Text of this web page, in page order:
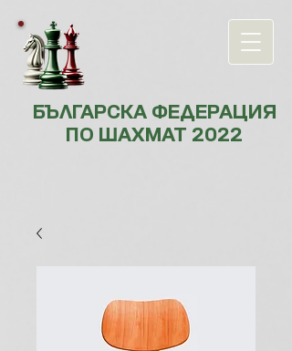
БЪЛГАРСКА ФЕДЕРАЦИЯ
ПО ШАХМАТ 2022